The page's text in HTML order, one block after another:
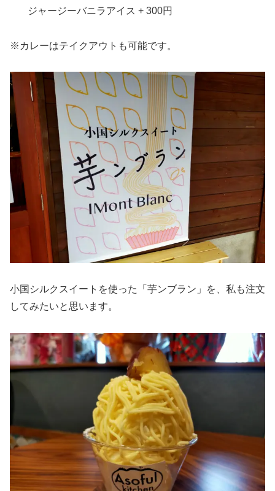
ジャージーバニラアイス + 300円
※カレーはテイクアウトも可能です。
小国シルクスイートを使った「芋ンブラン」を、私も注文
してみたいと思います。